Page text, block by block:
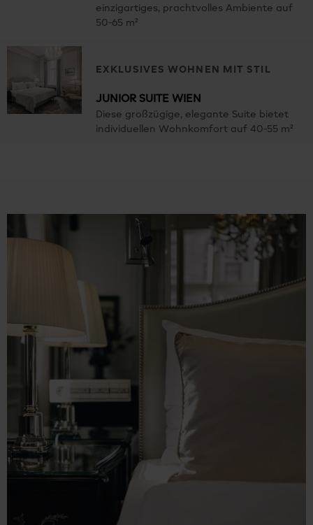
einzigartiges, prachtvolles Ambiente auf
50-65 m²
EXKLUSIVES WOHNEN MIT STIL
JUNIOR SUITE WIEN
Diese großzügige, elegante Suite bietet
individuellen Wohnkomfort auf 40-55 m²